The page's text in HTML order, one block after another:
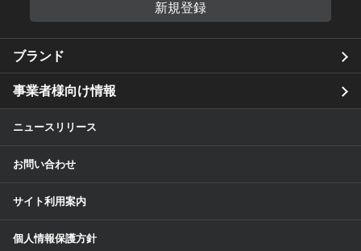
新規登録
ブランド
事業者様向け情報
ニュースリリース
お問い合わせ
サイト利用案内
個人情報保護方針